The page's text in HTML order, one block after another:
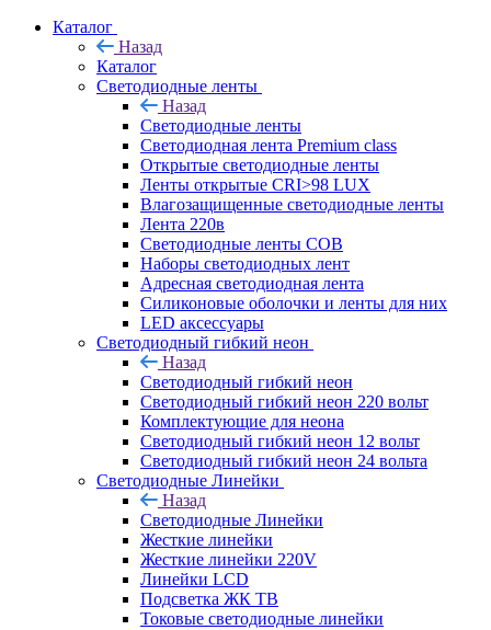
Каталог
Назад
Каталог
Светодиодные ленты
Назад
Светодиодные ленты
Светодиодная лента Premium class
Открытые светодиодные ленты
Ленты открытые CRI>98 LUX
Влагозащищенные светодиодные ленты
Лента 220в
Светодиодные ленты COB
Наборы светодиодных лент
Адресная светодиодная лента
Силиконовые оболочки и ленты для них
LED аксессуары
Светодиодный гибкий неон
Назад
Светодиодный гибкий неон
Светодиодный гибкий неон 220 вольт
Комплектующие для неона
Светодиодный гибкий неон 12 вольт
Светодиодный гибкий неон 24 вольта
Светодиодные Линейки
Назад
Светодиодные Линейки
Жесткие линейки
Жесткие линейки 220V
Линейки LCD
Подсветка ЖК ТВ
Токовые светодиодные линейки